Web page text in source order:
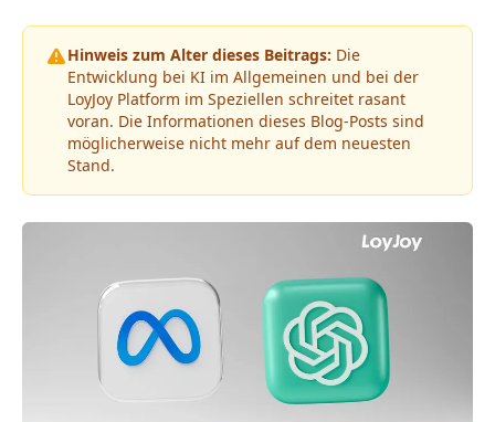
Hinweis zum Alter dieses Beitrags: Die
Entwicklung bei KI im Allgemeinen und bei der
LoyJoy Platform im Speziellen schreitet rasant
voran. Die Informationen dieses Blog-Posts sind
möglicherweise nicht mehr auf dem neuesten
Stand.